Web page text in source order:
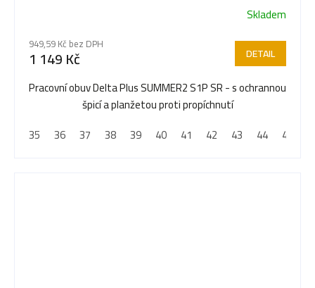
Skladem
949,59 Kč bez DPH
1 149 Kč DETAIL
Pracovní obuv Delta Plus SUMMER2 S1P SR - s ochrannou
špicí a planžetou proti propíchnutí
35
36 37 38 39 40 41 42 43 44 45